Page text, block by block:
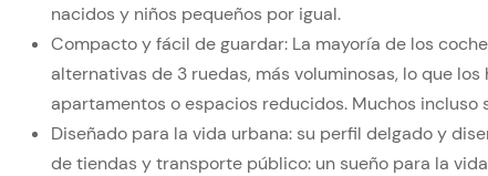
nacidos y niños pequeños por igual.
Compacto y fácil de guardar: La mayoría de los
alternativas de 3 ruedas, más voluminosas, lo que
apartamentos o espacios reducidos. Muchos incluso
Diseñado para la vida urbana: su perfil delgado y
de tiendas y transporte público: un sueño para la